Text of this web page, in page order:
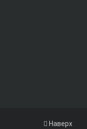
Наверх